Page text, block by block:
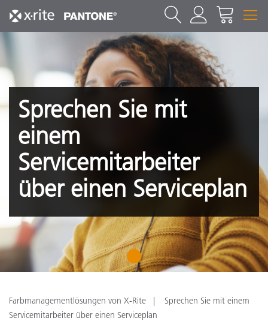
Sprechen Sie mit
einem
Servicemitarbeiter
über einen Serviceplan
1
Farbmanagementlösungen von X-Rite
Sprechen Sie mit einem
Servicemitarbeiter über einen Serviceplan